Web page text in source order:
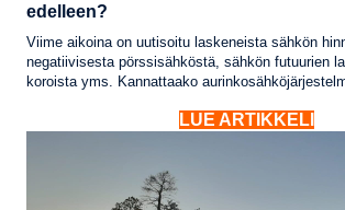
edelleen?
Viime aikoina on uutisoitu laskeneista sähkön
negatiivisesta pörssisähköstä, sähkön futuurien
koroista yms. Kannattaako
LUE ARTIKKELI